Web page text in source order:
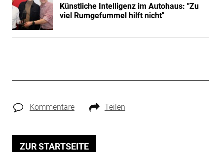
Künstliche Intelligenz im Autohaus: "Zu
viel Rumgefummel hilft nicht"
Kommentare Teilen
ZUR STARTSEITE